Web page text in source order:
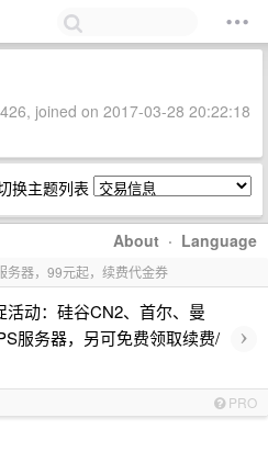
joined on 2017-03-28 20:22:18
换主题列表
About · Language
务器，99元起，续费代金券
活动：硅谷CN2、首尔、曼
服务器，另可免费领取续费/
›
PRO